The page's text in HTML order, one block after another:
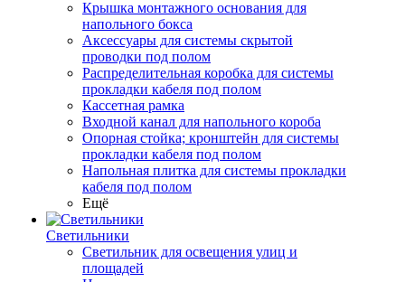
Крышка монтажного основания для
напольного бокса
Аксессуары для системы скрытой
проводки под полом
Распределительная коробка для системы
прокладки кабеля под полом
Кассетная рамка
Входной канал для напольного короба
Опорная стойка; кронштейн для системы
прокладки кабеля под полом
Напольная плитка для системы прокладки
кабеля под полом
Ещё
Светильники
Светильник для освещения улиц и
площадей